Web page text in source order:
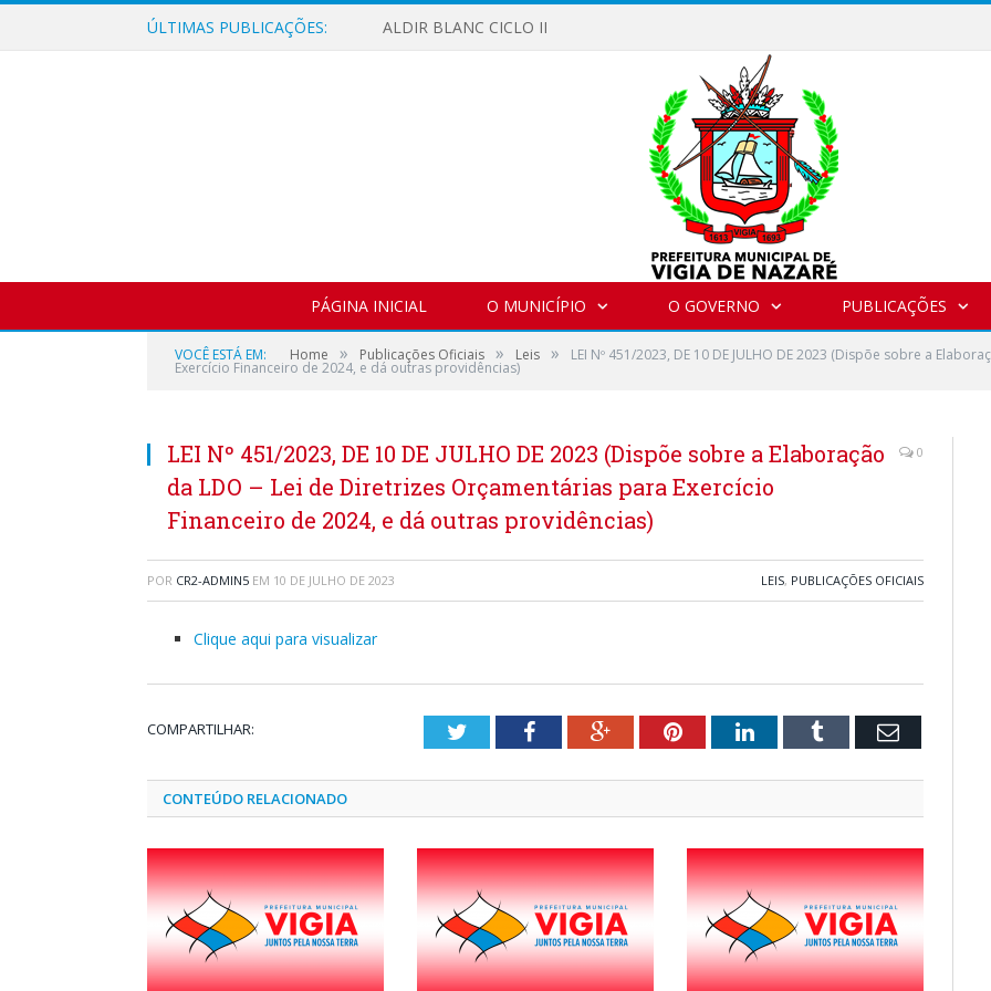
ÚLTIMAS PUBLICAÇÕES: ALDIR BLANC CICLO II
PÁGINA INICIAL O MUNICÍPIO O GOVERNO PUBLICAÇÕES
VOCÊ ESTÁ EM: Home » Publicações Oficiais » Leis » LEI Nº 451/2023, DE 10 DE JULHO DE 2023 (Dispõe sobre a
Exercício Financeiro de 2024, e dá outras providências)
LEI Nº 451/2023, DE 10 DE JULHO DE 2023 (Dispõe sobre a Elaboração
da LDO – Lei de Diretrizes Orçamentárias para Exercício
Financeiro de 2024, e dá outras providências)
0
POR CR2-ADMIN5 EM 10 DE JULHO DE 2023 LEIS, PUBLICAÇÕES OFICIAIS
Clique aqui para visualizar
COMPARTILHAR: TwitterFacebookGoogle+PinterestLinkedInTumblr Email
CONTEÚDO RELACIONADO